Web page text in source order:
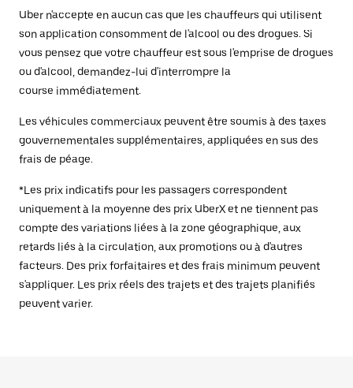
Uber n'accepte en aucun cas que les chauffeurs qui utilisent
son application consomment de l'alcool ou des drogues. Si
vous pensez que votre chauffeur est sous l'emprise de drogues
ou d'alcool, demandez-lui d'interrompre la
course immédiatement.
Les véhicules commerciaux peuvent être soumis à des taxes
gouvernementales supplémentaires, appliquées en sus des
frais de péage.
*Les prix indicatifs pour les passagers correspondent
uniquement à la moyenne des prix UberX et ne tiennent pas
compte des variations liées à la zone géographique, aux
retards liés à la circulation, aux promotions ou à d'autres
facteurs. Des prix forfaitaires et des frais minimum peuvent
s'appliquer. Les prix réels des trajets et des trajets planifiés
peuvent varier.